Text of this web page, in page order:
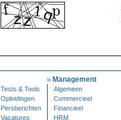
Tests & Tools
Opleidingen
Persberichten
Vacatures
Management
Algemeen
Commercieel
Financieel
HRM